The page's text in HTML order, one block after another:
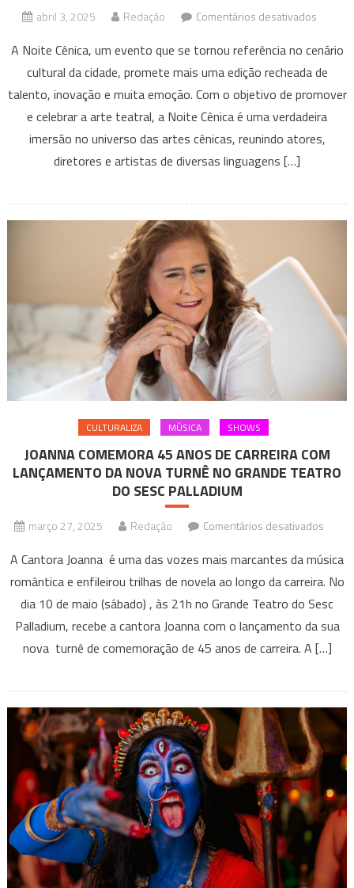
abril 3, 2025 Redação Comentários desativadosem
de
atores
Espaço
Cênico
realiza
Valéria
Alencar
nesta
A Noite Cênica, um evento que se tornou referência no cenário
cultural da cidade, promete mais uma edição recheada de
talento, inovação e muita emoção. Com o objetivo de promover
e celebrar a arte teatral, a Noite Cênica é uma verdadeira
imersão no universo das artes cênicas, reunindo atores,
diretores e artistas de diversas linguagens […]
CULTURALIZA MÚSICA SHOWS
JOANNA COMEMORA 45 ANOS DE CARREIRA COM
LANÇAMENTO DA NOVA TURNÊ NO GRANDE TEATRO
DO SESC PALLADIUM
março 27, 2025 Redação Comentários desativados
45
ANOS
DE
NOVA
DO
SESC
A Cantora Joanna é uma das vozes mais marcantes da música
romântica e enfileirou trilhas de novela ao longo da carreira. No
dia 10 de maio (sábado) , às 21h no Grande Teatro do Sesc
Palladium, recebe a cantora Joanna com o lançamento da sua
nova turnê de comemoração de 45 anos de carreira. A […]